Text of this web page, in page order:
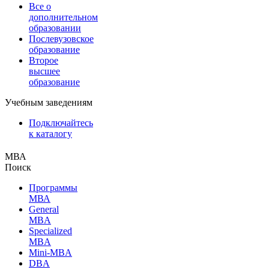
Все о
дополнительном
образовании
Послевузовское
образование
Второе
высшее
образование
Учебным заведениям
Подключайтесь
к каталогу
МВА
Поиск
Программы
МВА
General
MBA
Specialized
MBA
Mini-MBA
DBA